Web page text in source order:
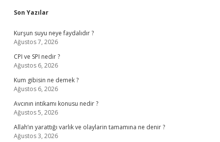
Sidebar
Son Yazılar
Kurşun suyu neye faydalıdır ?
Ağustos 7, 2026
CPI ve SPI nedir ?
Ağustos 6, 2026
Kum gibisin ne demek ?
Ağustos 6, 2026
Avcının intikamı konusu nedir ?
Ağustos 5, 2026
Allah’ın yarattığı varlık ve olaylarin tamamına ne denir ?
Ağustos 3, 2026